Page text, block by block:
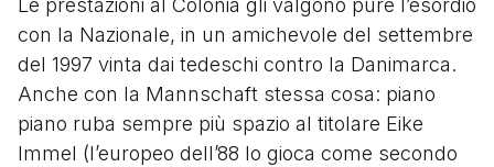
con la Nazionale, in un amichevole del settembre
del 1997 vinta dai tedeschi contro la Danimarca.
Anche con la Mannschaft stessa cosa: piano
piano ruba sempre più spazio al titolare Eike
Immel (l’europeo dell’88 lo gioca come secondo